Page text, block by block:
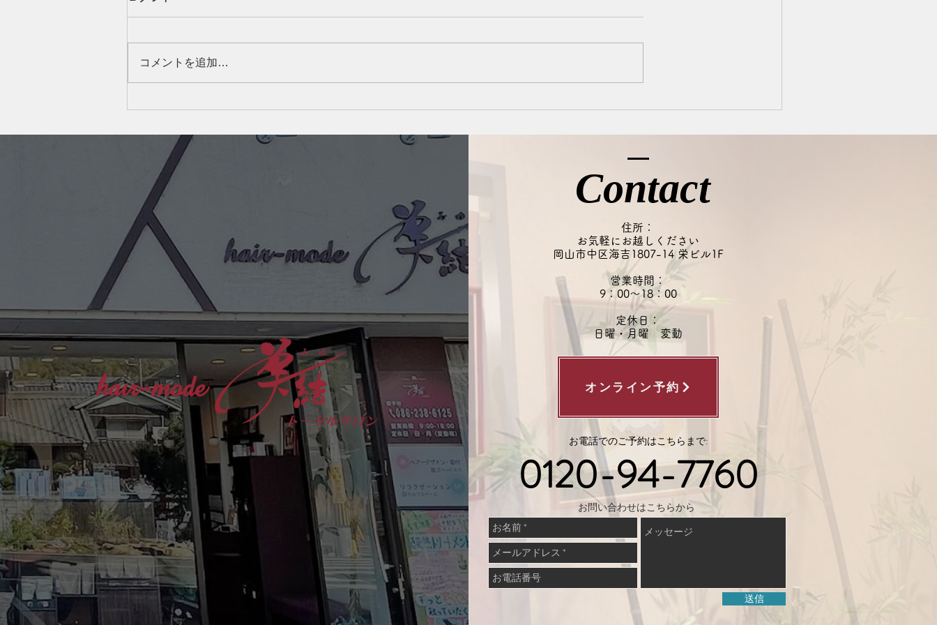
由研究】〜プール後の髪で答
えあわせ〜
８月、夏休みシーズンですね！
毎日暑いですが、みなさまお元気
ら、ヘアケアやスキンケアの成分
を見るのが好きです。 メーカー
さんやディーラーさんのお話も参
考にしますが、「なるほど」で終
わらせず、自分でも確かめて納得
したいタイプ。 気になることは
成分を調べたり、自分の髪で試し
たりして、日々「答えあわせ」を
乾燥しています！
が、実はエアコンの風で頭皮も乾
剰分泌につながることも…。
合もあります。 この季節は、頭
皮を清潔に保ちつつ、必要なうる
おいは残すケアが大切です◎ 夏
の頭皮ケアやヘッドスパも、お気
理由◎
ンを整える大切な時間です。 そ
と、頭皮に負担をかけてしまうこ
おすすめです◎ 清潔な頭皮環境
を保つことは、健やかな髪を育て
る第一歩です。 忙しい日もある
と思いますが、できる日はぜひ夜
のシャンプーを心がけてみてくだ
さい
コメントを追加…
Contact
住所：
お気軽にお越しください
岡山市中区海吉1807-14 栄ビル1F
営業時間：
9：00～18：00
​定休日：
日曜・月曜 変動
オンライン予約
お電話でのご予約はこちらまで:
0120-94-7760
お問い合わせはこちらから
送信